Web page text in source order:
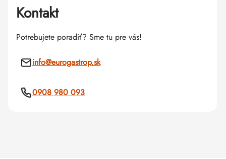
Kontakt
Potrebujete poradiť? Sme tu pre vás!
info@eurogastrop.sk
0908 980 093